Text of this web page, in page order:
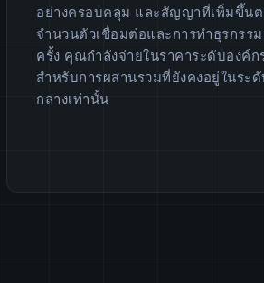
อย่างครอบคลุม และสัญญาที่เพิ่มขึ้น
จำนวนตัวเชื่อมต่อและการทำธุรกรร
ครั้ง คุณกำลังจ่ายในราคาระดับองค์ก
สำหรับการผสานรวมที่ยังคงอยู่ในระ
กลางเท่านั้น